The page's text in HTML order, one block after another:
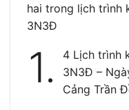
hai trong lịch trình
3N3Đ
1.
4 Lịch trình
3N3Đ –
Cảng Trần